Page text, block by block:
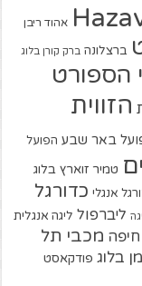
אהוד ריבן
ברצלונה ברק קורן בלוג
הספורט
הזווית
באר שבע הפועל
טמיר זוארץ בלוג
אנגלי כדורגל
ליברפול ליגה אנגלית
מכבי תל
בלוג פודקאסט